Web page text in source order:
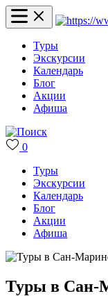
Туры
Экскурсии
Календарь
Блог
Акции
Афиша
0
Туры
Экскурсии
Календарь
Блог
Акции
Афиша
Туры в Сан-